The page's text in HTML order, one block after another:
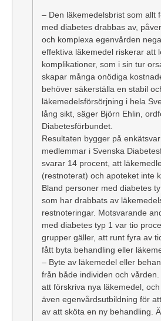
– Den läkemedelsbrist som allt
med diabetes drabbas av,
och komplexa egenvården
effektiva läkemedel riskerar att
komplikationer, som i sin tur
skapar många onödiga
behöver säkerställa en stabil
läkemedelsförsörjning i hela
lång sikt, säger Björn Ehlin,
Diabetesförbundet.
Resultaten bygger på
medlemmar i Svenska
svarar 14 procent, att
(restnoterat) och apoteket inte
Bland personer med diabetes
som har drabbats av
restnoteringar. Motsvarande
med diabetes typ 1 var tio
grupper gäller, att runt fyra av
fått byta behandling eller
– Byte av läkemedel eller
från både individen och
att förskriva nya läkemedel,
även egenvårdsutbildning för
av att sköta en ny behandling.